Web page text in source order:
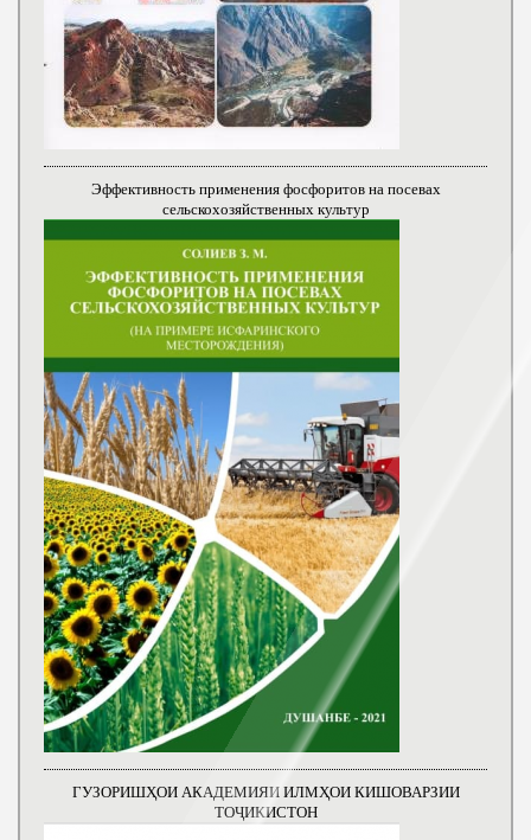
Эффективность применения фосфоритов на посевах
сельскохозяйственных культур
ГУЗОРИШҲОИ АКАДЕМИЯИ ИЛМҲОИ КИШОВАРЗИИ
ТОҶИКИСТОН